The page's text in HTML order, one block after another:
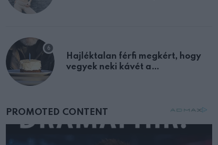
Hajléktalan férfi megkért, hogy
vegyek neki kávét a